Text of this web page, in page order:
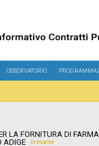
OSSERVATORIO
LA FORNITURA DI
ADIGE
In esame